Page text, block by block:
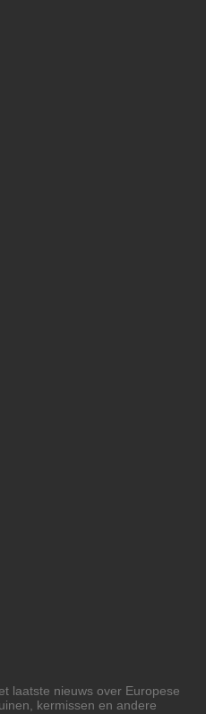
laatste nieuws over Europese
kermissen en andere